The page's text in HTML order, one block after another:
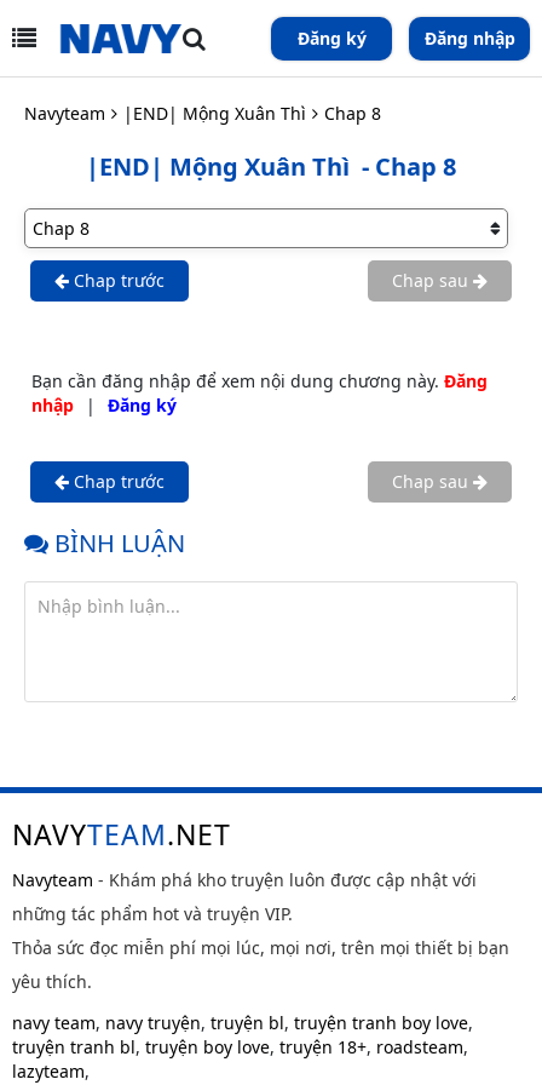
Đăng ký Đăng nhập
Navyteam |END| Mộng Xuân Thì Chap 8
|END| Mộng Xuân Thì - Chap 8
Chap trước Chap sau
Bạn cần đăng nhập để xem nội dung chương này. Đăng
nhập
| Đăng ký
Chap trước Chap sau
BÌNH LUẬN
NAVYTEAM.NET
Navyteam - Khám phá kho truyện luôn được cập nhật với
những tác phẩm hot và truyện VIP.
Thỏa sức đọc miễn phí mọi lúc, mọi nơi, trên mọi thiết bị bạn
yêu thích.
navy team, navy truyện, truyện bl, truyện tranh boy love,
truyện tranh bl, truyện boy love, truyện 18+, roadsteam,
lazyteam,